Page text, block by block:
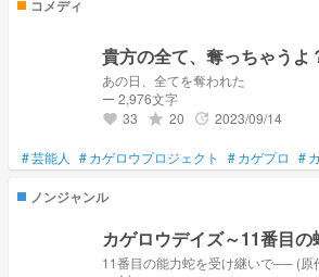
コメディ
貴方の全て、奪っちゃうよ
あの日、全てを奪われた
ー 2,976文字
favorite 33 grade 20 update 2023/09/14
#芸能人 #カゲロウプロジェクト #カゲプロ #
ノンジャンル
カゲロウデイズ～11番目の
11番目の能力蛇を受け継いで── (原作沿いではありません